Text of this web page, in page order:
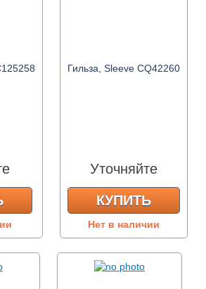
Гильза, Sleeve CQ42260
Уточняйте
КУПИТЬ
Нет в наличии